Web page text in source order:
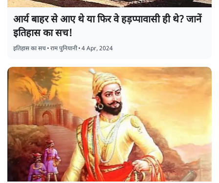
आर्य बाहर से आए थे या फिर वे हड़प्पावासी ही थे? जानें
इतिहास का सच!
इतिहास का सच•राम पुनियानी•4 Apr, 2024